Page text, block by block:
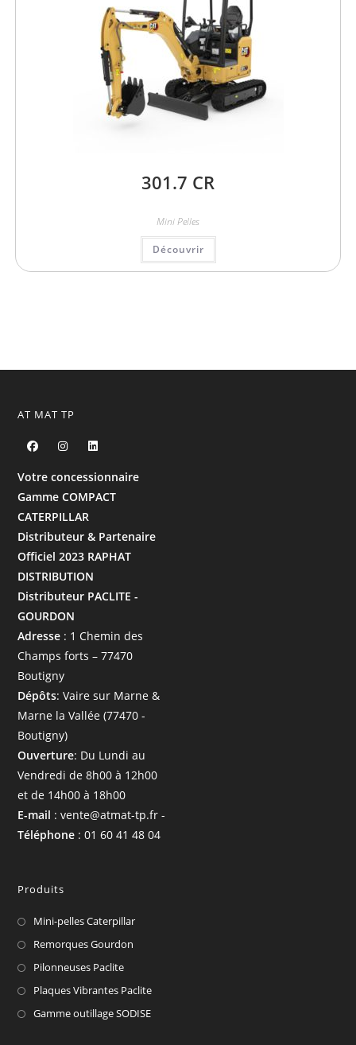
301.7 CR
Mini Pelles
Découvrir
AT MAT TP
Votre concessionnaire
Gamme COMPACT
CATERPILLAR
Distributeur & Partenaire
Officiel 2023 RAPHAT
DISTRIBUTION
Distributeur PACLITE -
GOURDON
Adresse : 1 Chemin des
Champs forts – 77470
Boutigny
Dépôts: Vaire sur Marne &
Marne la Vallée (77470 -
Boutigny)
Ouverture: Du Lundi au
Vendredi de 8h00 à 12h00
et de 14h00 à 18h00
E-mail : vente@atmat-tp.fr -
Téléphone : 01 60 41 48 04
Produits
Mini-pelles Caterpillar
Remorques Gourdon
Pilonneuses Paclite
Plaques Vibrantes Paclite
Gamme outillage SODISE